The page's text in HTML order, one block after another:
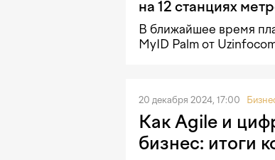
на 12 станциях
В ближайшее время
MyID Palm от
20 декабря 2024, 17:00
Как Agile и
бизнес: итоги